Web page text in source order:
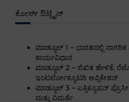
ಕೋರ್ಸ್ ಔಟ್ಲೈನ್
ಮಾಡ್ಯೂಲ್ 1 – ಭಾರತದಲ್ಲಿ ನಾಗರಿಕ
ಕಾರ್ಯವಿಧಾನ
ಮಾಡ್ಯೂಲ್ 2 – ಲಿಖಿತ ಹೇಳಿಕೆ,
ಇಂಟರ್ಲೋಕ್ಯೂಟರಿ ಅಪ್ಲಿಕೇಶನ್
ಮಾಡ್ಯೂಲ್ 3 – ಎಕ್ಸಿಕ್ಯೂಷನ್
ಮತ್ತು ವಿಮರ್ಶೆ